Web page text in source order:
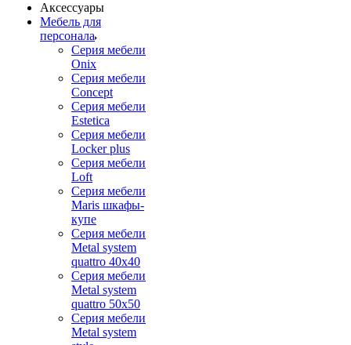
Аксессуары
Мебель для
персонала
Серия мебели
Onix
Серия мебели
Concept
Серия мебели
Estetica
Серия мебели
Locker plus
Серия мебели
Loft
Серия мебели
Maris шкафы-
купе
Серия мебели
Metal system
quattro 40x40
Серия мебели
Metal system
quattro 50x50
Серия мебели
Metal system